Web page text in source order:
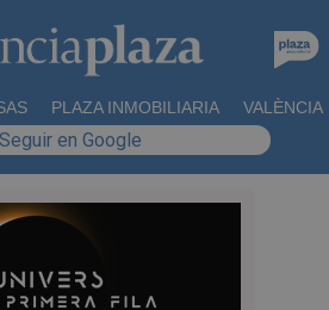
PLAZA INMOBILIARIA VALÈNCIA
en Google